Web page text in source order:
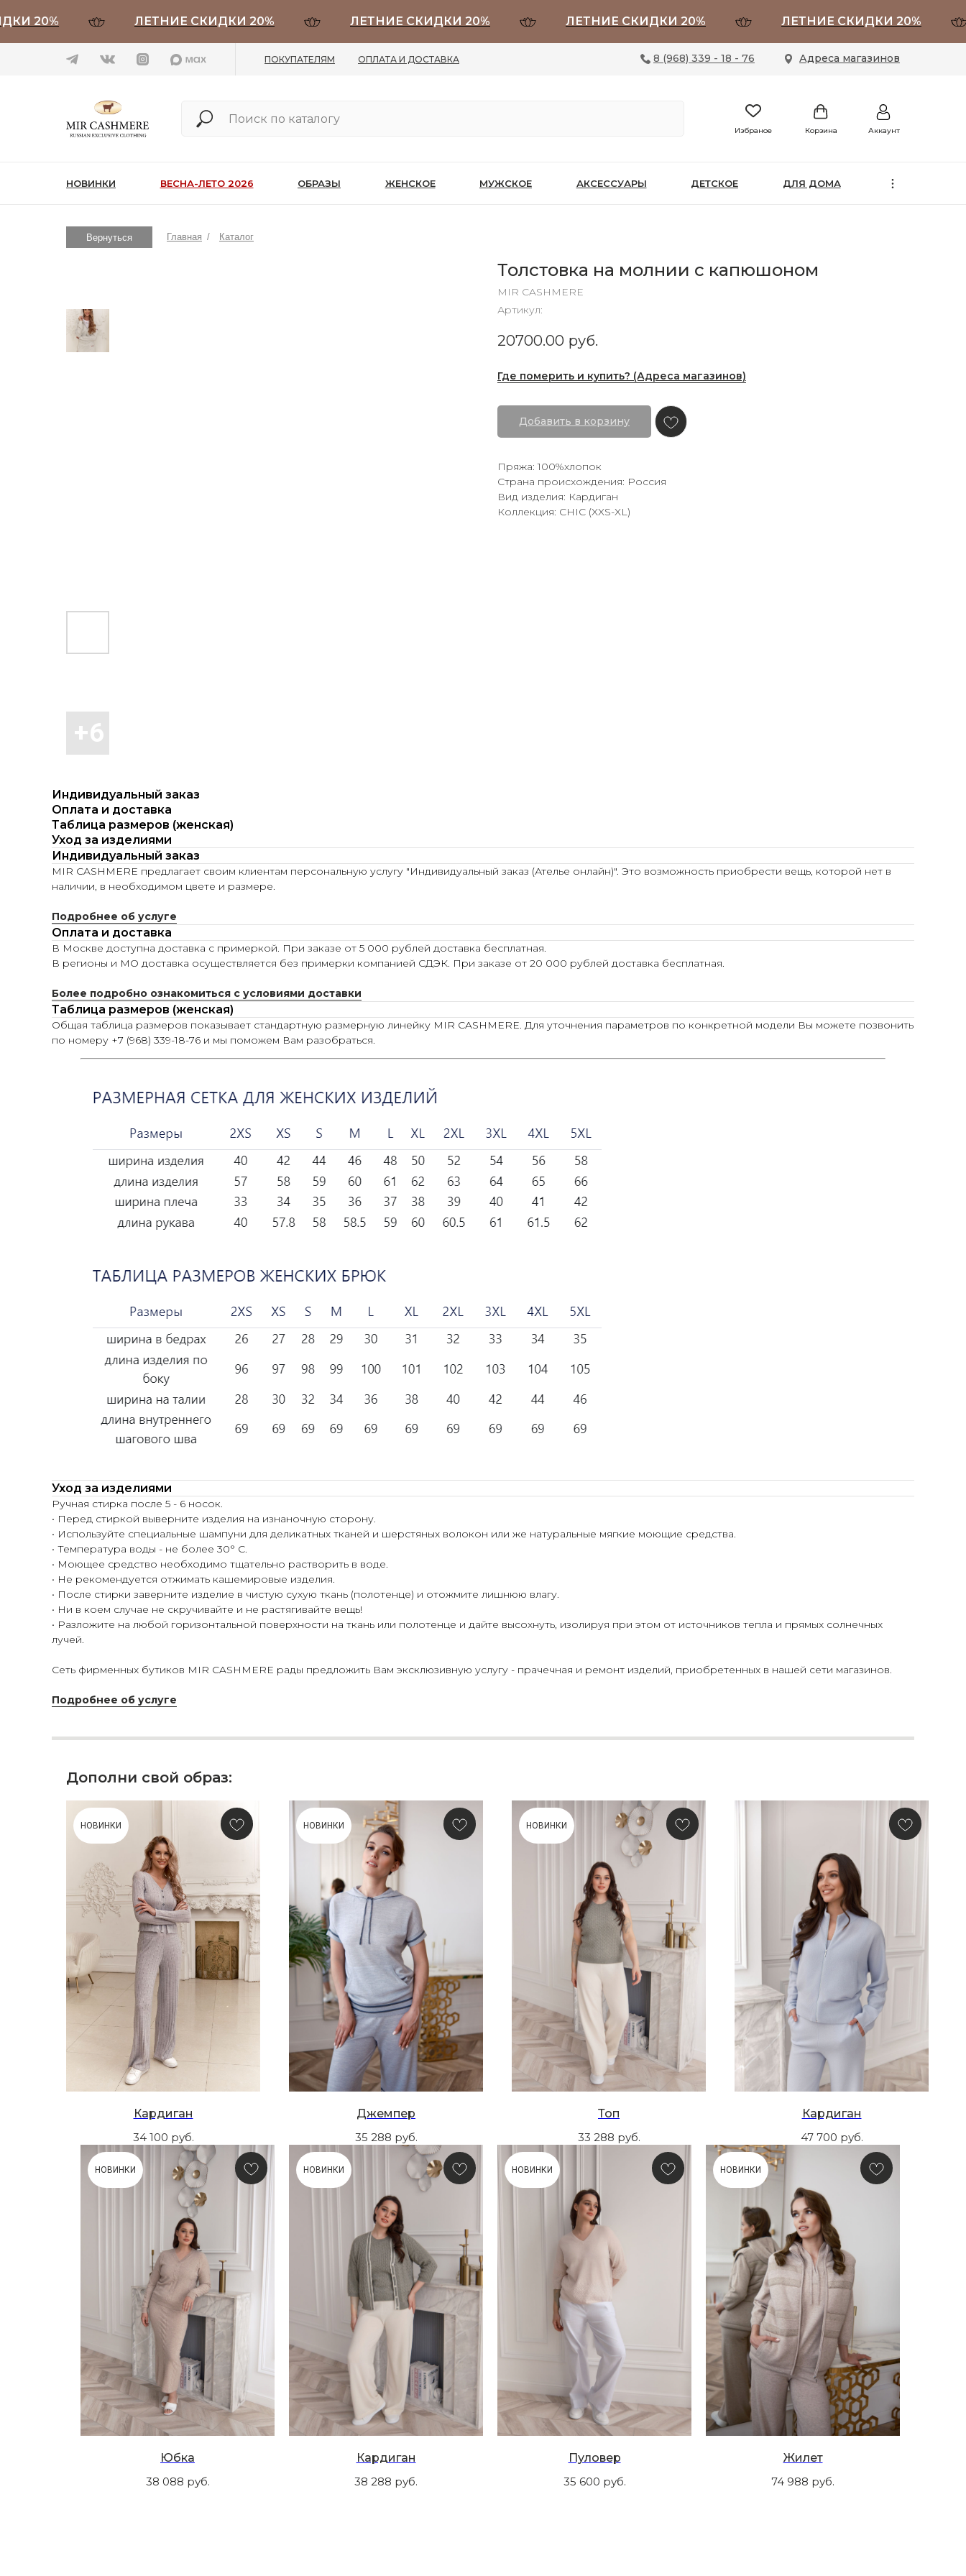
ЛЕТНИЕ СКИДКИ 20% ЛЕТНИЕ СКИДКИ 20% ЛЕТНИЕ СКИДКИ 20% ЛЕТНИЕ СКИДКИ 20%
ПОКУПАТЕЛЯМ ОПЛАТА И ДОСТАВКА Адреса магазинов
8 (968) 339 - 18 - 76
НОВИНКИ ВЕСНА-ЛЕТО 2026 ОБРАЗЫ ЖЕНСКОЕ МУЖСКОЕ АКСЕССУАРЫ ДЕТСКОЕ ДЛЯ ДОМА
Аккаунт
Корзина
Избраное
Вернуться Главная Каталог
/
Толстовка на молнии с капюшоном
MIR CASHMERE
Артикул:
20700.00 руб.
Где померить и купить? (Адреса магазинов)
Добавить в корзину
Пряжа: 100%хлопок
Страна происхождения: Россия
Вид изделия: Кардиган
Коллекция: CHIC (XXS-XL)
Индивидуальный заказ
Оплата и доставка
Таблица размеров (женская)
Уход за изделиями
Индивидуальный заказ
MIR CASHMERE предлагает своим клиентам персональную услугу "Индивидуальный заказ (Ателье онлайн)". Это возможность приобрести вещь, которой нет в
наличии, в необходимом цвете и размере.
Подробнее об услуге
Оплата и доставка
В Москве доступна доставка с примеркой. При заказе от 5 000 рублей доставка бесплатная.
В регионы и МО доставка осуществляется без примерки компанией СДЭК. При заказе от 20 000 рублей доставка бесплатная.
Более подробно ознакомиться с условиями доставки
Таблица размеров (женская)
Общая таблица размеров показывает стандартную размерную линейку MIR CASHMERE. Для уточнения параметров по конкретной модели Вы можете позвонить
по номеру +7 (968) 339-18-76 и мы поможем Вам разобраться.
Уход за изделиями
Ручная стирка после 5 - 6 носок.
• Перед стиркой выверните изделия на изнаночную сторону.
• Используйте специальные шампуни для деликатных тканей и шерстяных волокон или же натуральные мягкие моющие средства.
• Температура воды - не более 30° С.
• Моющее средство необходимо тщательно растворить в воде.
• Не рекомендуется отжимать кашемировые изделия.
• После стирки заверните изделие в чистую сухую ткань (полотенце) и отожмите лишнюю влагу.
• Ни в коем случае не скручивайте и не растягивайте вещь!
• Разложите на любой горизонтальной поверхности на ткань или полотенце и дайте высохнуть, изолируя при этом от источников тепла и прямых солнечных
лучей.
Сеть фирменных бутиков MIR CASHMERE рады предложить Вам эксклюзивную услугу - прачечная и ремонт изделий, приобретенных в нашей сети магазинов.
Подробнее об услуге
Дополни свой образ:
НОВИНКИ
Кардиган
34 100 руб.
НОВИНКИ
Джемпер
35 288 руб.
НОВИНКИ
Топ
33 288 руб.
Кардиган
47 700 руб.
НОВИНКИ
Юбка
38 088 руб.
НОВИНКИ
Кардиган
38 288 руб.
НОВИНКИ
Пуловер
35 600 руб.
НОВИНКИ
Жилет
74 988 руб.